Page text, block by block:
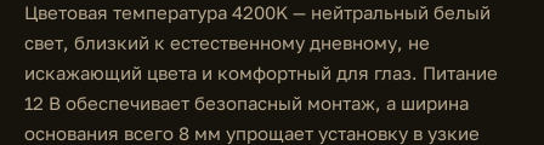
Цветовая температура 4200K — нейтральный белый
свет, близкий к естественному дневному, не
искажающий цвета и комфортный для глаз. Питание
12 В обеспечивает безопасный монтаж, а ширина
основания всего 8 мм упрощает установку в узкие